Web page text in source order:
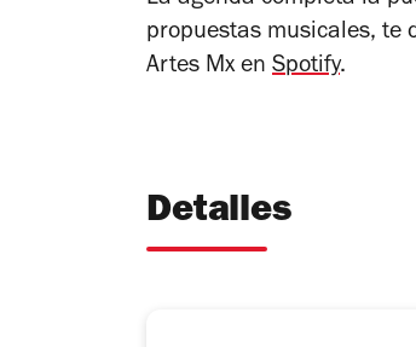
propuestas musicales, te
Artes Mx en Spotify.
Detalles